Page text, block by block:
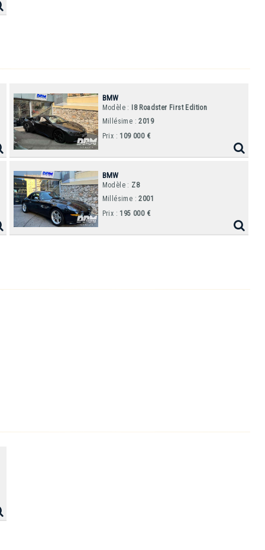
BMW
Modèle :
I8 Roadster First Edition
Millésime :2019
Prix : 109 000 €
BMW
Modèle : Z8
Millésime :2001
Prix : 195 000 €